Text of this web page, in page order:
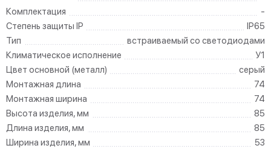
Комплектация
-
Степень защиты IP
IP65
Тип
встраиваемый со светодиодами
Климатическое исполнение
У1
Цвет основной (металл)
серый
Монтажная длина
74
Монтажная ширина
74
Высота изделия, мм
85
Длина изделия, мм
85
Ширина изделия, мм
53